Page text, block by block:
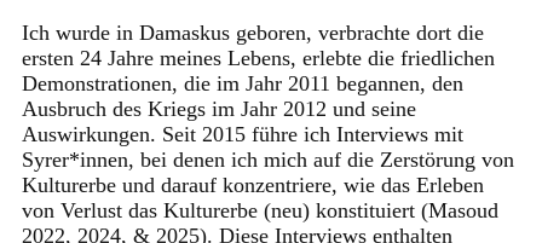
Ich wurde in Damaskus geboren, verbrachte dort die
ersten 24 Jahre meines Lebens, erlebte die friedlichen
Demonstrationen, die im Jahr 2011 begannen, den
Ausbruch des Kriegs im Jahr 2012 und seine
Auswirkungen. Seit 2015 führe ich Interviews mit
Syrer*innen, bei denen ich mich auf die Zerstörung von
Kulturerbe und darauf konzentriere, wie das Erleben
von Verlust das Kulturerbe (neu) konstituiert (Masoud
2022, 2024, & 2025). Diese Interviews enthalten